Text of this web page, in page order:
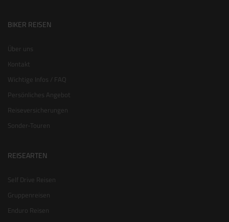
BIKER REISEN
Über uns
Kontakt
Wichtige Infos / FAQ
Persönliches Angebot
Reiseversicherungen
Sonder-Touren
REISEARTEN
Self Drive Reisen
Gruppenreisen
Enduro Reisen